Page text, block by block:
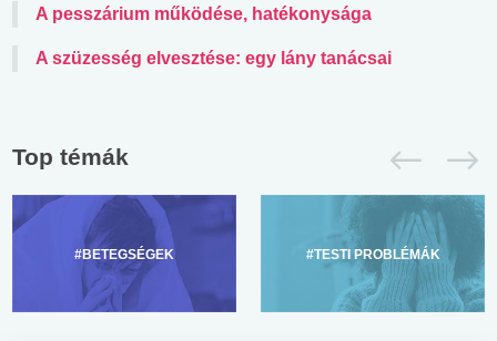
A pesszárium működése, hatékonysága
A szüzesség elvesztése: egy lány tanácsai
Top témák
#BETEGSÉGEK #TESTI PROBLÉMÁK